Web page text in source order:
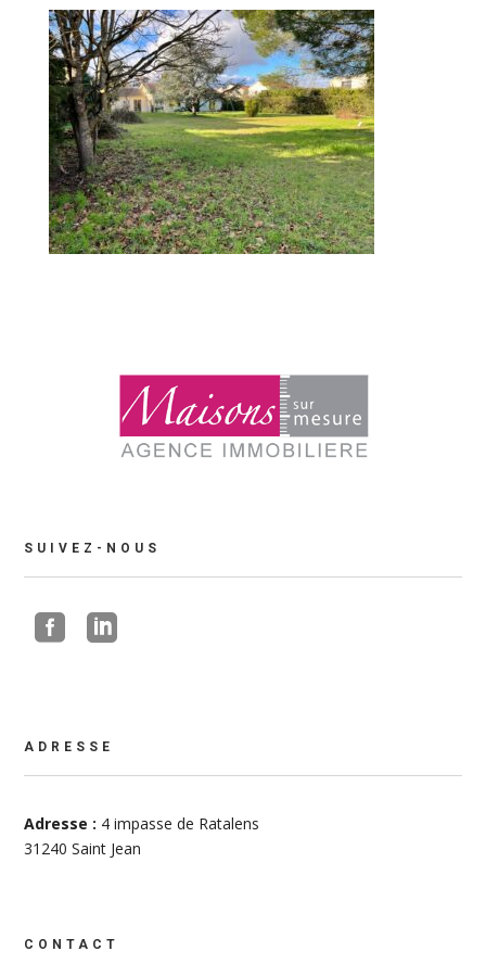
SUIVEZ-NOUS
 
ADRESSE
Adresse : 4 impasse de Ratalens
31240 Saint Jean
CONTACT